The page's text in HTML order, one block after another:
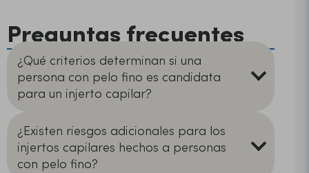
Preguntas frecuentes
¿Qué criterios determinan si una
persona con pelo fino es candidata
para un injerto capilar?
¿Existen riesgos adicionales para los
injertos capilares hechos a personas
con pelo fino?